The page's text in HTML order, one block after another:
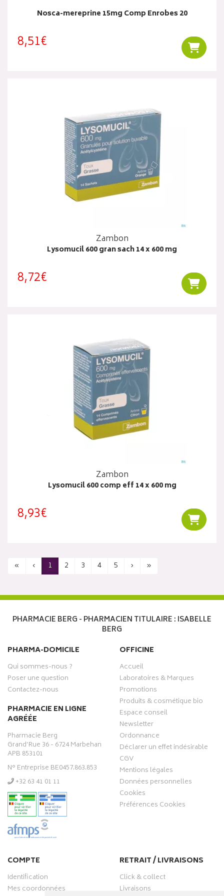
Nosca-mereprine 15mg Comp Enrobes 20
8,51€
Zambon
Lysomucil 600 gran sach 14 x 600 mg
8,72€
Zambon
Lysomucil 600 comp eff 14 x 600 mg
8,93€
« ‹ 1 2 3 4 5 › »
PHARMACIE BERG - PHARMACIEN TITULAIRE : ISABELLE
BERG
PHARMA-DOMICILE
Qui sommes-nous ?
Poser une question
Contactez-nous
PHARMACIE EN LIGNE
AGRÉÉE
Pharmacie Berg
Grand’Rue 36 - 6724 Marbehan
APB 853101
N° Entreprise BE0457.863.853
‭+32 63 41 01 11‬
OFFICINE
Accueil
Laboratoires & Marques
Promotions
Produits & cosmétique bio
Espace conseil
Newsletter
Ordonnance
Déclarer un effet indésirable
CGV
Mentions légales
Données personnelles
Cookies
Préférences Cookies
COMPTE
Identification
Mes coordonnées
RETRAIT / LIVRAISONS
Click & collect
Livraisons